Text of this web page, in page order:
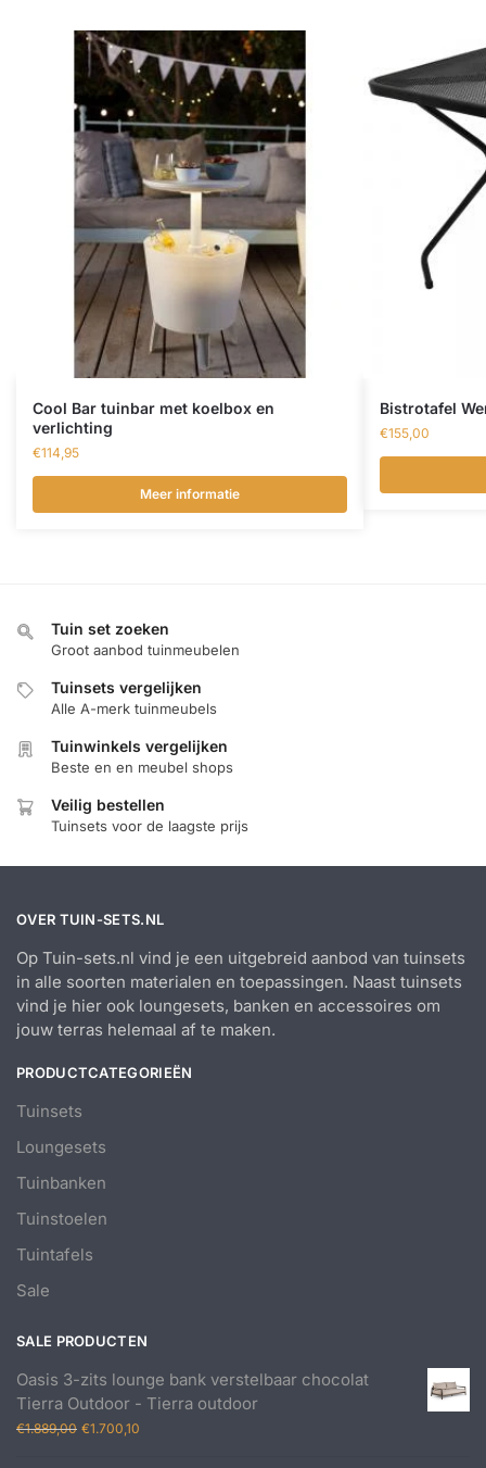
Cool Bar tuinbar met koelbox en
verlichting
€114,95
Meer informatie
Bistrotafel
€155,00
Tuin set zoeken
Groot aanbod tuinmeubelen
Tuinsets vergelijken
Alle A-merk tuinmeubels
Tuinwinkels vergelijken
Beste en en meubel shops
Veilig bestellen
Tuinsets voor de laagste prijs
OVER TUIN-SETS.NL
Op Tuin-sets.nl vind je een uitgebreid aanbod van tuinsets
in alle soorten materialen en toepassingen. Naast tuinsets
vind je hier ook loungesets, banken en accessoires om
jouw terras helemaal af te maken.
PRODUCTCATEGORIEËN
Tuinsets
Loungesets
Tuinbanken
Tuinstoelen
Tuintafels
Sale
SALE PRODUCTEN
Oasis 3-zits lounge bank verstelbaar chocolat
Tierra Outdoor - Tierra outdoor
€1.889,00 Oorspronkelijke
€1.700,10